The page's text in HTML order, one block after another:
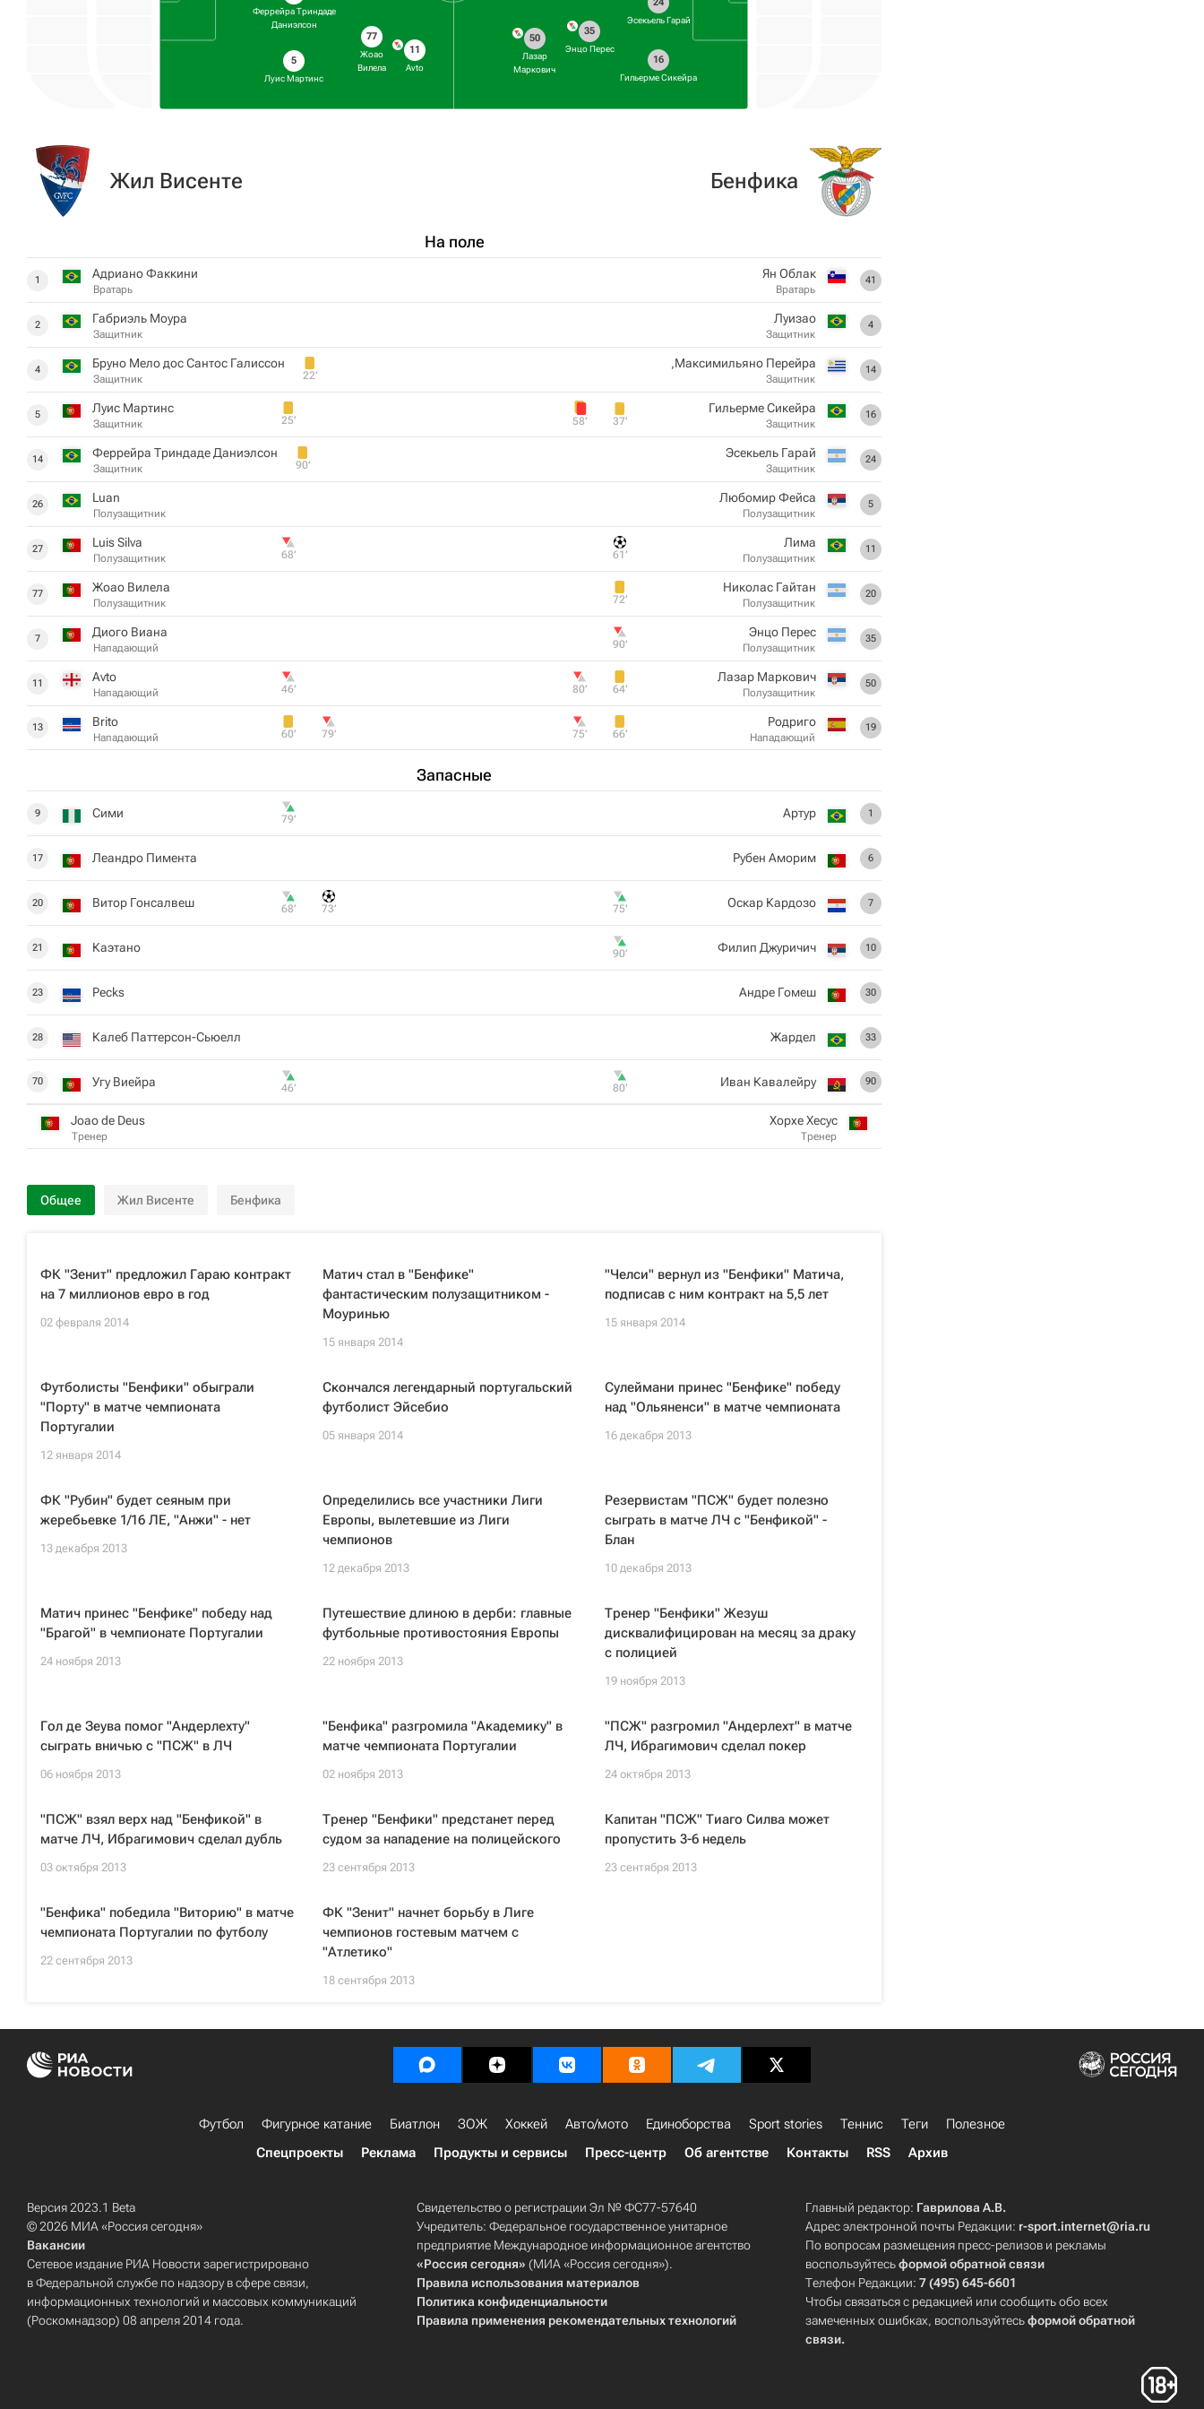
Феррейра Триндаде
Даниэлсон
5
Луис Мартинс
77
Жоао
Вилела
11
Avto
Эсекьель Гарай
16
Гильерме Сикейра
35
Энцо Перес
50
Лазар
Маркович
Жил Висенте
На поле
1 Адриано Факкини
Вратарь
2 Габриэль Моура
Защитник
4 Бруно Мело дос Сантос Галиссон
Защитник 22‎’‎
5 Луис Мартинс
Защитник 25‎’‎
14 Феррейра Триндаде Даниэлсон
Защитник 90‎’‎
26 Luan
Полузащитник
27 Luis Silva
Полузащитник 68‎’‎
77 Жоао Вилела
Полузащитник
7 Диого Виана
Нападающий
11 Avto
Нападающий 46‎’‎
13 Brito
Нападающий 60‎’‎ 79‎’‎
Запасные
9 Сими 79‎’‎
17 Леандро Пимента
20 Витор Гонсалвеш 68‎’‎ 73‎’‎
21 Каэтано
23 Pecks
28 Калеб Паттерсон-Сьюелл
70 Угу Виейра 46‎’‎
Joao de Deus
Тренер
Бенфика
41
Ян Облак
Вратарь
4
Луизао
Защитник
14
Максимильяно Перейра,
Защитник
16
Гильерме Сикейра
Защитник
37‎’‎
58‎’‎
24
Эсекьель Гарай
Защитник
5
Любомир Фейса
Полузащитник
11
Лима
Полузащитник
61‎’‎
20
Николас Гайтан
Полузащитник
72‎’‎
35
Энцо Перес
Полузащитник
90‎’‎
50
Лазар Маркович
Полузащитник
64‎’‎
80‎’‎
19
Родриго
Нападающий
66‎’‎
75‎’‎
1
Артур
6
Рубен Аморим
7
Оскар Кардозо
75‎’‎
10
Филип Джуричич
90‎’‎
30
Андре Гомеш
33
Жардел
90
Иван Кавалейру
80‎’‎
Хорхе Хесус
Тренер
Общее Жил Висенте Бенфика
ФК "Зенит" предложил Гараю контракт
на 7 миллионов евро в год
02 февраля 2014
Матич стал в "Бенфике"
фантастическим полузащитником -
Моуринью
15 января 2014
"Челси" вернул из "Бенфики" Матича,
подписав с ним контракт на 5,5 лет
15 января 2014
Футболисты "Бенфики" обыграли
"Порту" в матче чемпионата
Португалии
12 января 2014
Скончался легендарный португальский
футболист Эйсебио
05 января 2014
Сулеймани принес "Бенфике" победу
над "Ольяненси" в матче чемпионата
16 декабря 2013
ФК "Рубин" будет сеяным при
жеребьевке 1/16 ЛЕ, "Анжи" - нет
13 декабря 2013
Определились все участники Лиги
Европы, вылетевшие из Лиги
чемпионов
12 декабря 2013
Резервистам "ПСЖ" будет полезно
сыграть в матче ЛЧ с "Бенфикой" -
Блан
10 декабря 2013
Матич принес "Бенфике" победу над
"Брагой" в чемпионате Португалии
24 ноября 2013
Путешествие длиною в дерби: главные
футбольные противостояния Европы
22 ноября 2013
Тренер "Бенфики" Жезуш
дисквалифицирован на месяц за драку
с полицией
19 ноября 2013
Гол де Зеува помог "Андерлехту"
сыграть вничью с "ПСЖ" в ЛЧ
06 ноября 2013
"Бенфика" разгромила "Академику" в
матче чемпионата Португалии
02 ноября 2013
"ПСЖ" разгромил "Андерлехт" в матче
ЛЧ, Ибрагимович сделал покер
24 октября 2013
"ПСЖ" взял верх над "Бенфикой" в
матче ЛЧ, Ибрагимович сделал дубль
03 октября 2013
Тренер "Бенфики" предстанет перед
судом за нападение на полицейского
23 сентября 2013
Капитан "ПСЖ" Тиаго Силва может
пропустить 3-6 недель
23 сентября 2013
"Бенфика" победила "Виторию" в матче
чемпионата Португалии по футболу
22 сентября 2013
ФК "Зенит" начнет борьбу в Лиге
чемпионов гостевым матчем с
"Атлетико"
18 сентября 2013
Футбол Фигурное катание Биатлон ЗОЖ Хоккей Авто/мото Единоборства Sport stories Теннис Теги
Полезное
Спецпроекты
Реклама Продукты и сервисы Пресс-центр Об агентстве Контакты RSS Архив
Версия 2023.1 Beta
© 2026 МИА «Россия сегодня»
Вакансии
Сетевое издание РИА Новости зарегистрировано
в Федеральной службе по надзору в сфере связи,
информационных технологий и массовых коммуникаций
(Роскомнадзор) 08 апреля 2014 года.
Свидетельство о регистрации Эл № ФС77-57640
Учредитель: Федеральное государственное унитарное
предприятие Международное информационное агентство
«Россия сегодня» (МИА «Россия сегодня»).
Правила использования материалов
Политика конфиденциальности
Правила применения рекомендательных технологий
Главный редактор: Гаврилова А.В.
Адрес электронной почты Редакции: r-sport.internet@ria.ru
По вопросам размещения пресс-релизов и рекламы
воспользуйтесьформой обратной связи
Телефон Редакции:7 (495) 645-6601
Чтобы связаться с редакцией или сообщить обо всех
замеченных ошибках, воспользуйтесьформой обратной
связи.